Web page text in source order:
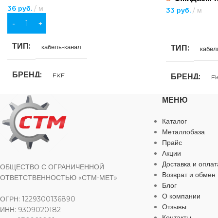
самозатухающим эффектом
ТОЛЩИНА
36 руб. м
В КОРЗИНУ
ТИП кабель-канал
БРЕНД EKF
ЦВЕТ белый
МАТЕРИАЛ
33 руб. м
ТИП
БРЕНД
ЦВЕТ
МАТЕРИАЛ
ДЛИНА
ОБЩЕСТВО С ОГРАНИЧЕННОЙ
ОТВЕТСТВЕННОСТЬЮ «СТМ-МЕТ»
ОГРН: 1229300136890
ИНН: 9309020182
МЕНЮ
Каталог
Металлобаза
Прайс
Акции
Доставка и
Возврат и обмен
Блог
О компании
Отзывы